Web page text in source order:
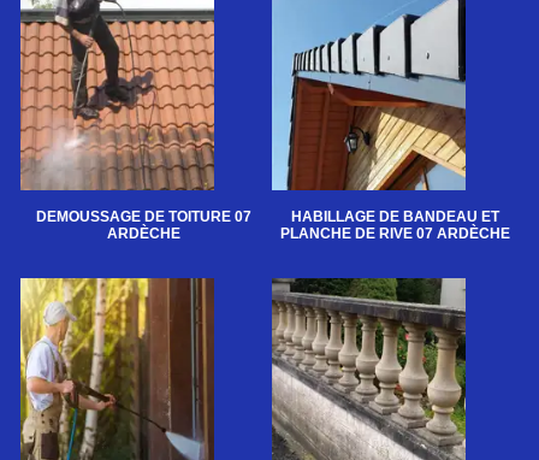
DEMOUSSAGE DE TOITURE 07
ARDÈCHE
HABILLAGE DE BANDEAU ET
PLANCHE DE RIVE 07 ARDÈCHE